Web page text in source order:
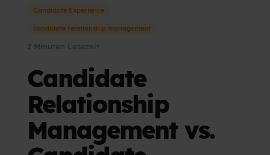
Candidate Experience
candidate relationship management
2 Minuten Lesezeit
Candidate
Relationship
Management vs.